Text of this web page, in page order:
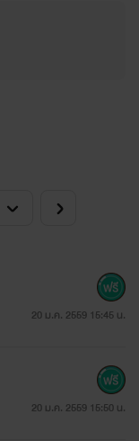
กล้าได้กล้าเสีย/
คะ) ซึ่งนำพาความ
20 ม.ค. 2559 15:45 น.
20 ม.ค. 2559 15:50 น.